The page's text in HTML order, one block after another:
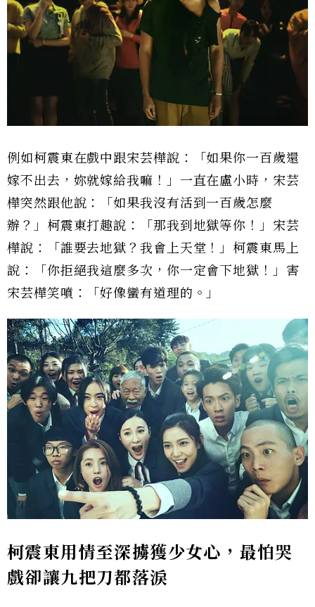
例如柯震東在戲中跟宋芸樺說：「如果你一百歲還
嫁不出去，妳就嫁給我嘛！」一直在盧小時，宋芸
樺突然跟他說：「如果我沒有活到一百歲怎麼
辦？」柯震東打趣說：「那我到地獄等你！」宋芸
樺說：「誰要去地獄？我會上天堂！」柯震東馬上
說：「你拒絕我這麼多次，你一定會下地獄！」害
宋芸樺笑噴：「好像蠻有道理的。」
柯震東用情至深擄獲少女心，最怕哭
戲卻讓九把刀都落淚